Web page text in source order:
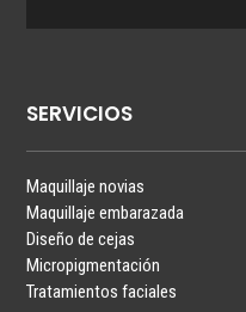
SERVICIOS
Maquillaje novias
Maquillaje embarazada
Diseño de cejas
Micropigmentación
Tratamientos faciales